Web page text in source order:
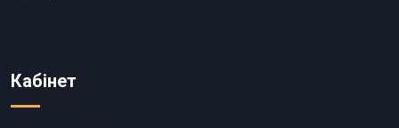
Кабінет